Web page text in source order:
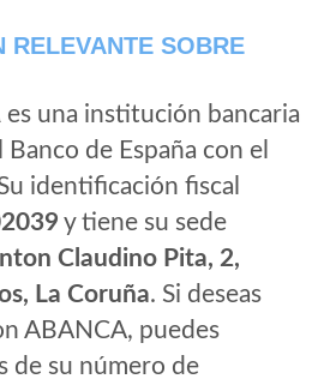
RELEVANTE SOBRE
es una institución bancaria
de España con el
identificación fiscal
y tiene su sede
Claudino Pita, 2,
La Coruña. Si deseas
ABANCA, puedes
de su número de